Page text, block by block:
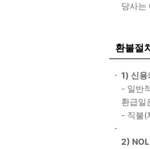
당사는
환불절
1) 신용
- 일반
환급일
- 직불(
2)